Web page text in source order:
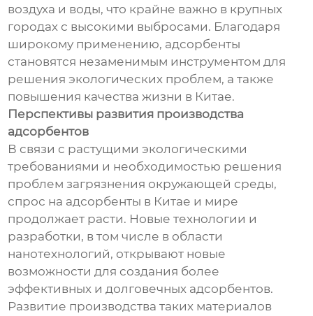
воздуха и воды, что крайне важно в крупных
городах с высокими выбросами. Благодаря
широкому применению, адсорбенты
становятся незаменимым инструментом для
решения экологических проблем, а также
повышения качества жизни в Китае.
Перспективы развития производства
адсорбентов
В связи с растущими экологическими
требованиями и необходимостью решения
проблем загрязнения окружающей среды,
спрос на адсорбенты в Китае и мире
продолжает расти. Новые технологии и
разработки, в том числе в области
нанотехнологий, открывают новые
возможности для создания более
эффективных и долговечных адсорбентов.
Развитие производства таких материалов